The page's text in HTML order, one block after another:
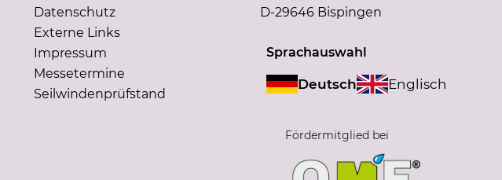
Datenschutz
Externe Links
Impressum
Messetermine
Seilwindenprüfstand
D-29646 Bispingen
Sprachauswahl
Deutsch Englisch
Fördermitglied bei